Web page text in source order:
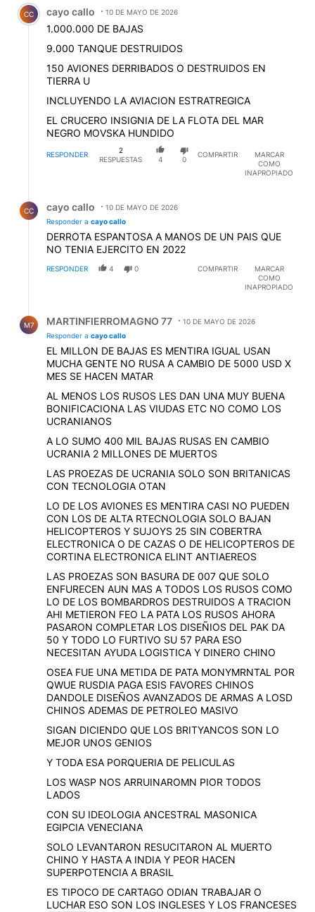
CC cayo callo 10 DE MAYO DE 2026
1.000.000 DE BAJAS
9.000 TANQUE DESTRUIDOS
150 AVIONES DERRIBADOS O DESTRUIDOS EN
TIERRA U
INCLUYENDO LA AVIACION ESTRATREGICA
EL CRUCERO INSIGNIA DE LA FLOTA DEL MAR
NEGRO MOVSKA HUNDIDO
RESPONDER
2
RESPUESTAS
4 0
COMPARTIR
MARCAR
COMO
INAPROPIADO
CC cayo callo
10 DE MAYO DE 2026
Responder a cayo callo
DERROTA ESPANTOSA A MANOS DE UN PAIS QUE
NO TENIA EJERCITO EN 2022
RESPONDER 4 0 COMPARTIR
MARCAR
COMO
INAPROPIADO
M7 MARTINFIERROMAGNO 77
10 DE MAYO DE 2026
Responder a cayo callo
EL MILLON DE BAJAS ES MENTIRA IGUAL USAN
MUCHA GENTE NO RUSA A CAMBIO DE 5000 USD X
MES SE HACEN MATAR
AL MENOS LOS RUSOS LES DAN UNA MUY BUENA
BONIFICACIONA LAS VIUDAS ETC NO COMO LOS
UCRANIANOS
A LO SUMO 400 MIL BAJAS RUSAS EN CAMBIO
UCRANIA 2 MILLONES DE MUERTOS
LAS PROEZAS DE UCRANIA SOLO SON BRITANICAS
CON TECNOLOGIA OTAN
LO DE LOS AVIONES ES MENTIRA CASI NO PUEDEN
CON LOS DE ALTA RTECNOLOGIA SOLO BAJAN
HELICOPTEROS Y SUJOYS 25 SIN COBERTRA
ELECTRONICA O DE CAZAS O DE HELICOPTEROS DE
CORTINA ELECTRONICA ELINT ANTIAEREOS
LAS PROEZAS SON BASURA DE 007 QUE SOLO
ENFURECEN AUN MAS A TODOS LOS RUSOS COMO
LO DE LOS BOMBARDROS DESTRUIDOS A TRACION
AHI METIERON FEO LA PATA LOS RUSOS AHORA
PASARON COMPLETAR LOS DISEÑIOS DEL PAK DA
50 Y TODO LO FURTIVO SU 57 PARA ESO
NECESITAN AYUDA LOGISTICA Y DINERO CHINO
OSEA FUE UNA METIDA DE PATA MONYMRNTAL POR
QWUE RUSDIA PAGA ESIS FAVORES CHINOS
DANDOLE DISEÑOS AVANZADOS DE ARMAS A LOSD
CHINOS ADEMAS DE PETROLEO MASIVO
SIGAN DICIENDO QUE LOS BRITYANCOS SON LO
MEJOR UNOS GENIOS
Y TODA ESA PORQUERIA DE PELICULAS
LOS WASP NOS ARRUINAROMN PIOR TODOS
LADOS
CON SU IDEOLOGIA ANCESTRAL MASONICA
EGIPCIA VENECIANA
SOLO LEVANTARON RESUCITARON AL MUERTO
CHINO Y HASTA A INDIA Y PEOR HACEN
SUPERPOTENCIA A BRASIL
ES TIPOCO DE CARTAGO ODIAN TRABAJAR O
LUCHAR ESO SON LOS INGLESES Y LOS FRANCESES